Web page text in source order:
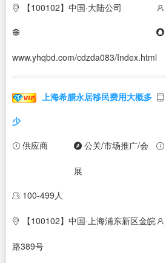
【100102】中国·大陆公司
www.yhqbd.com/cdzda083/Index.html
上海希腊永居移民费用大概多
少
供应商 公关/市场推广/会
展
100-499人
【100102】中国·上海浦东新区金皖
路389号